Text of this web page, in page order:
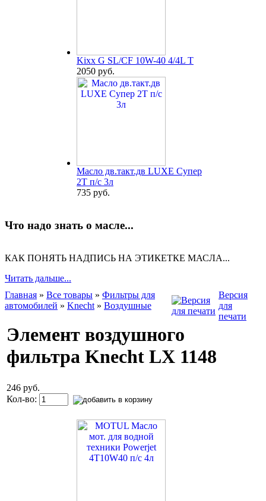
Kixx G SL/CF 10W-40 4/4L T
2050 руб.
Масло дв.такт.дв LUXE Супер
2Т п/с 3л
735 руб.
Что надо знать о масле...
КАК ПОНЯТЬ НАДПИСЬ НА ЭТИКЕТКЕ МАСЛА...
Читать дальше...
Главная » Все товары » Фильтры для
автомобилей » Knecht » Воздушные
Версия
для
печати
Элемент воздушного
фильтра Knecht LX 1148
246 руб.
Кол-во: